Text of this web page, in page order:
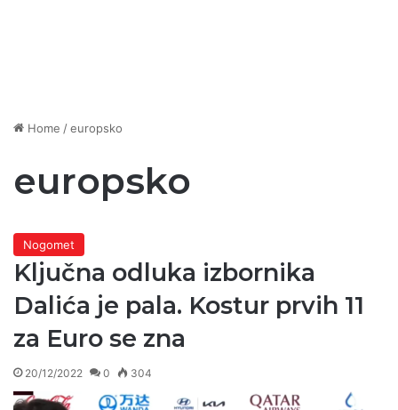
Home /europsko
europsko
Nogomet
Ključna odluka izbornika
Dalića je pala. Kostur prvih 11
za Euro se zna
20/12/2022 0 304